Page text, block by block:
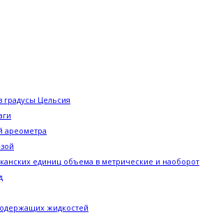
градусы Цельсия
ареометра
единиц объема в метрические и наоборот
жидкостей